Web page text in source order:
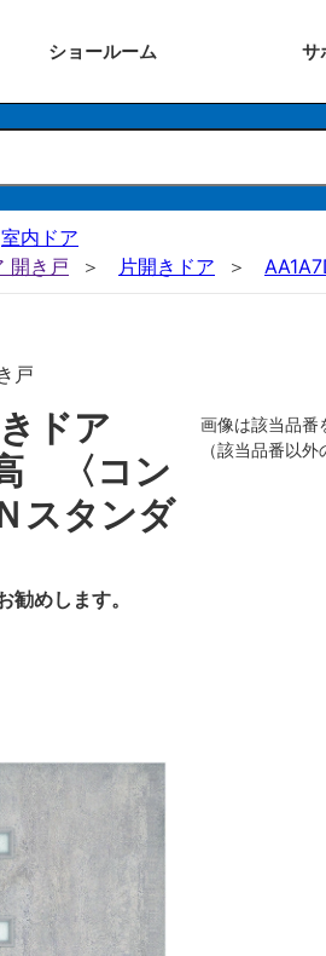
ショールーム サ
室内ドア
開き戸
片開きドア
戸
ドア
〈コン
スタンダ
めします。
画像は該当品番
（該当品番以